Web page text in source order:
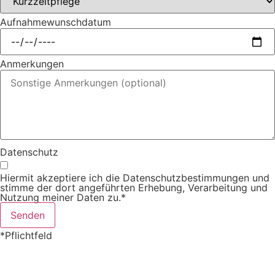
Aufnahmewunschdatum
Anmerkungen
Datenschutz
Hiermit akzeptiere ich die Datenschutzbestimmungen und
stimme der dort angeführten Erhebung, Verarbeitung und
Nutzung meiner Daten zu.*
Senden
*Pflichtfeld